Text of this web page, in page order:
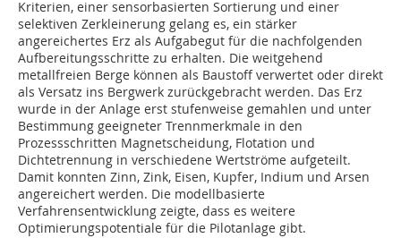
Kriterien, einer sensorbasierten Sortierung und einer
selektiven Zerkleinerung gelang es, ein stärker
angereichertes Erz als Aufgabegut für die nachfolgenden
Aufbereitungsschritte zu erhalten. Die weitgehend
metallfreien Berge können als Baustoff verwertet oder direkt
als Versatz ins Bergwerk zurückgebracht werden. Das Erz
wurde in der Anlage erst stufenweise gemahlen und unter
Bestimmung geeigneter Trennmerkmale in den
Prozessschritten Magnetscheidung, Flotation und
Dichtetrennung in verschiedene Wertströme aufgeteilt.
Damit konnten Zinn, Zink, Eisen, Kupfer, Indium und Arsen
angereichert werden. Die modellbasierte
Verfahrensentwicklung zeigte, dass es weitere
Optimierungspotentiale für die Pilotanlage gibt.